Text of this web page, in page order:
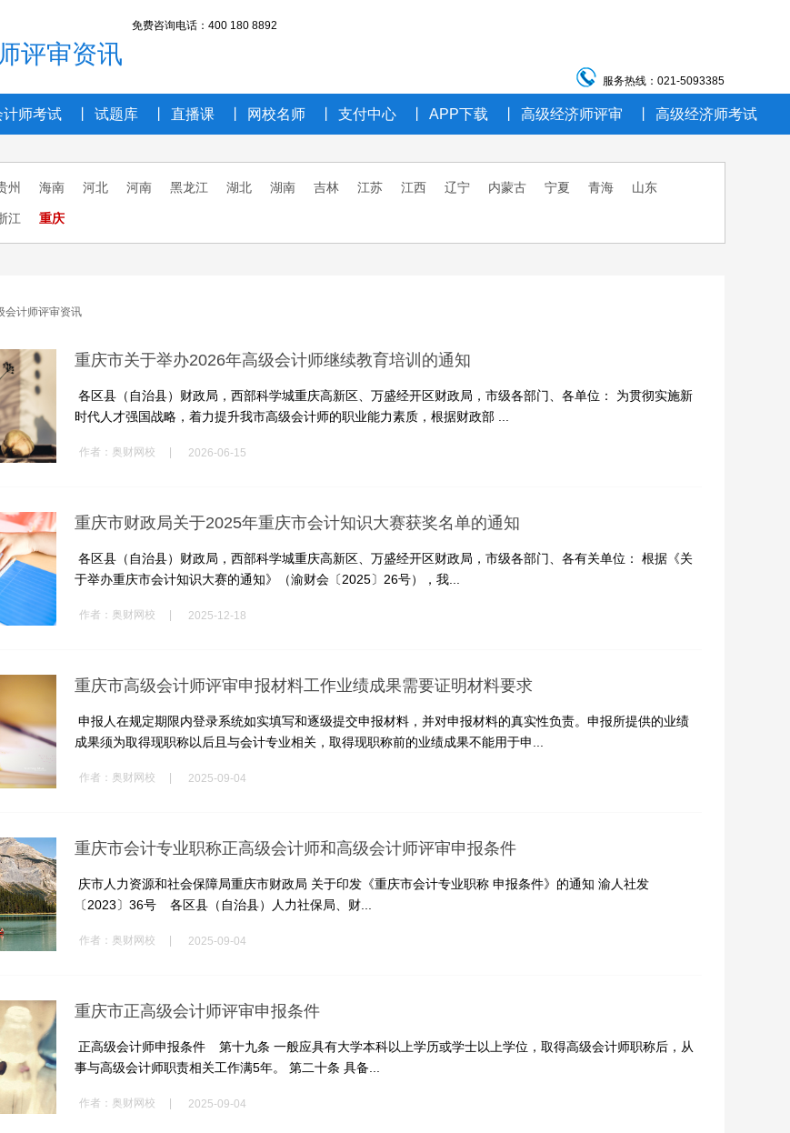
评审资讯
免费咨询电话 ：400 180 8892
服务热线：021-5093385
计师考试 试题库 直播课 网校名师 支付中心 APP下载 高级经济师评审 高级经济师考试
州 海南 河北 河南 黑龙江 湖北 湖南 吉林 江苏 江西 辽宁 内蒙古 宁夏 青海 山东
江 重庆
会计师评审资讯
重庆市关于举办2026年高级会计师继续教育培训的通知
各区县（自治县）财政局，西部科学城重庆高新区、万盛经开区财政局，市级各部门、各单位： 为贯彻实施新
时代人才强国战略，着力提升我市高级会计师的职业能力素质，根据财政部 ...
作者： 奥财网校 | 2026-06-15
重庆市财政局关于2025年重庆市会计知识大赛获奖名单的通知
各区县（自治县）财政局，西部科学城重庆高新区、万盛经开区财政局，市级各部门、各有关单位： 根据《关
于举办重庆市会计知识大赛的通知》（渝财会〔2025〕26号），我...
作者： 奥财网校 | 2025-12-18
重庆市高级会计师评审申报材料工作业绩成果需要证明材料要求
申报人在规定期限内登录系统如实填写和逐级提交申报材料，并对申报材料的真实性负责。申报所提供的业绩
成果须为取得现职称以后且与会计专业相关，取得现职称前的业绩成果不能用于申...
作者： 奥财网校 | 2025-09-04
重庆市会计专业职称正高级会计师和高级会计师评审申报条件
庆市人力资源和社会保障局重庆市财政局 关于印发《重庆市会计专业职称 申报条件》的通知 渝人社发
〔2023〕36号 各区县（自治县）人力社保局、财...
作者： 奥财网校 | 2025-09-04
重庆市正高级会计师评审申报条件
正高级会计师申报条件 第十九条 一般应具有大学本科以上学历或学士以上学位，取得高级会计师职称后，从
事与高级会计师职责相关工作满5年。 第二十条 具备...
作者： 奥财网校 | 2025-09-04